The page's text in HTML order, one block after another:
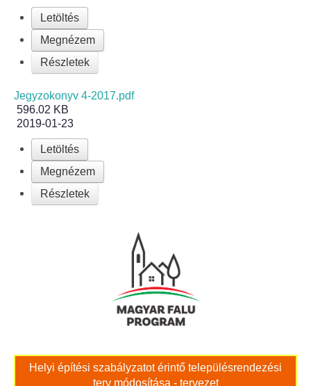
A helyi választási bizottság határozatai
Roma Nemzetiségi Önkormányzat
Roma Nemzetiségi Önkormányzat ülések
Rendeletek
Polgármesteri normatív határozatok
Önkormányzati támogatások
Közadat
Letöltés
Megnézem
Részletek
Jegyzokonyv 4-2017.pdf
596.02 KB
2019-01-23
Letöltés
Megnézem
Részletek
Helyi építési szabályzatot érintő településrendezési
terv módosítása - tervezet